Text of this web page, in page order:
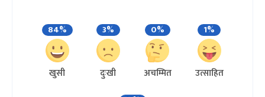
84%
खुसी
3%
दुःखी
0%
अचम्मित
1%
उत्साहित